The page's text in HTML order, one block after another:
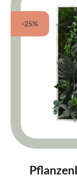
-25%